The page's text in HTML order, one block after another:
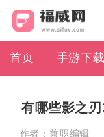
首页 手游下载
有哪些影之
作者：兼职编辑